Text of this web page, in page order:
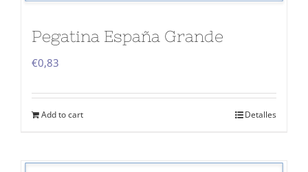
Pegatina España Grande
€0,83
Add to cart Detalles